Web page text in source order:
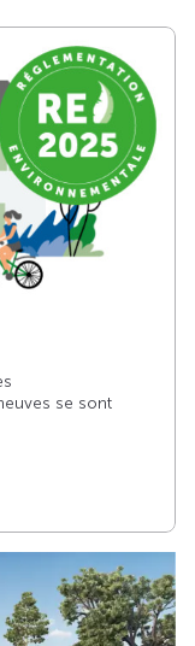
se sont